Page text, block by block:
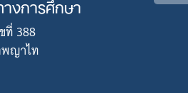
ที่ 388
พญาไท